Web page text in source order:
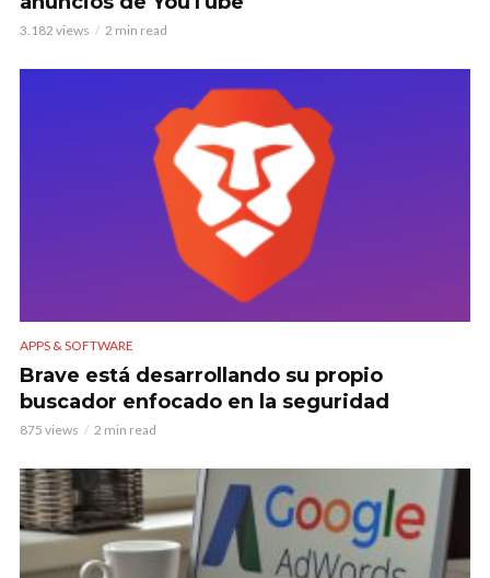
3.182 views 2 min read
APPS & SOFTWARE
Brave está desarrollando su propio
buscador enfocado en la seguridad
875 views 2 min read